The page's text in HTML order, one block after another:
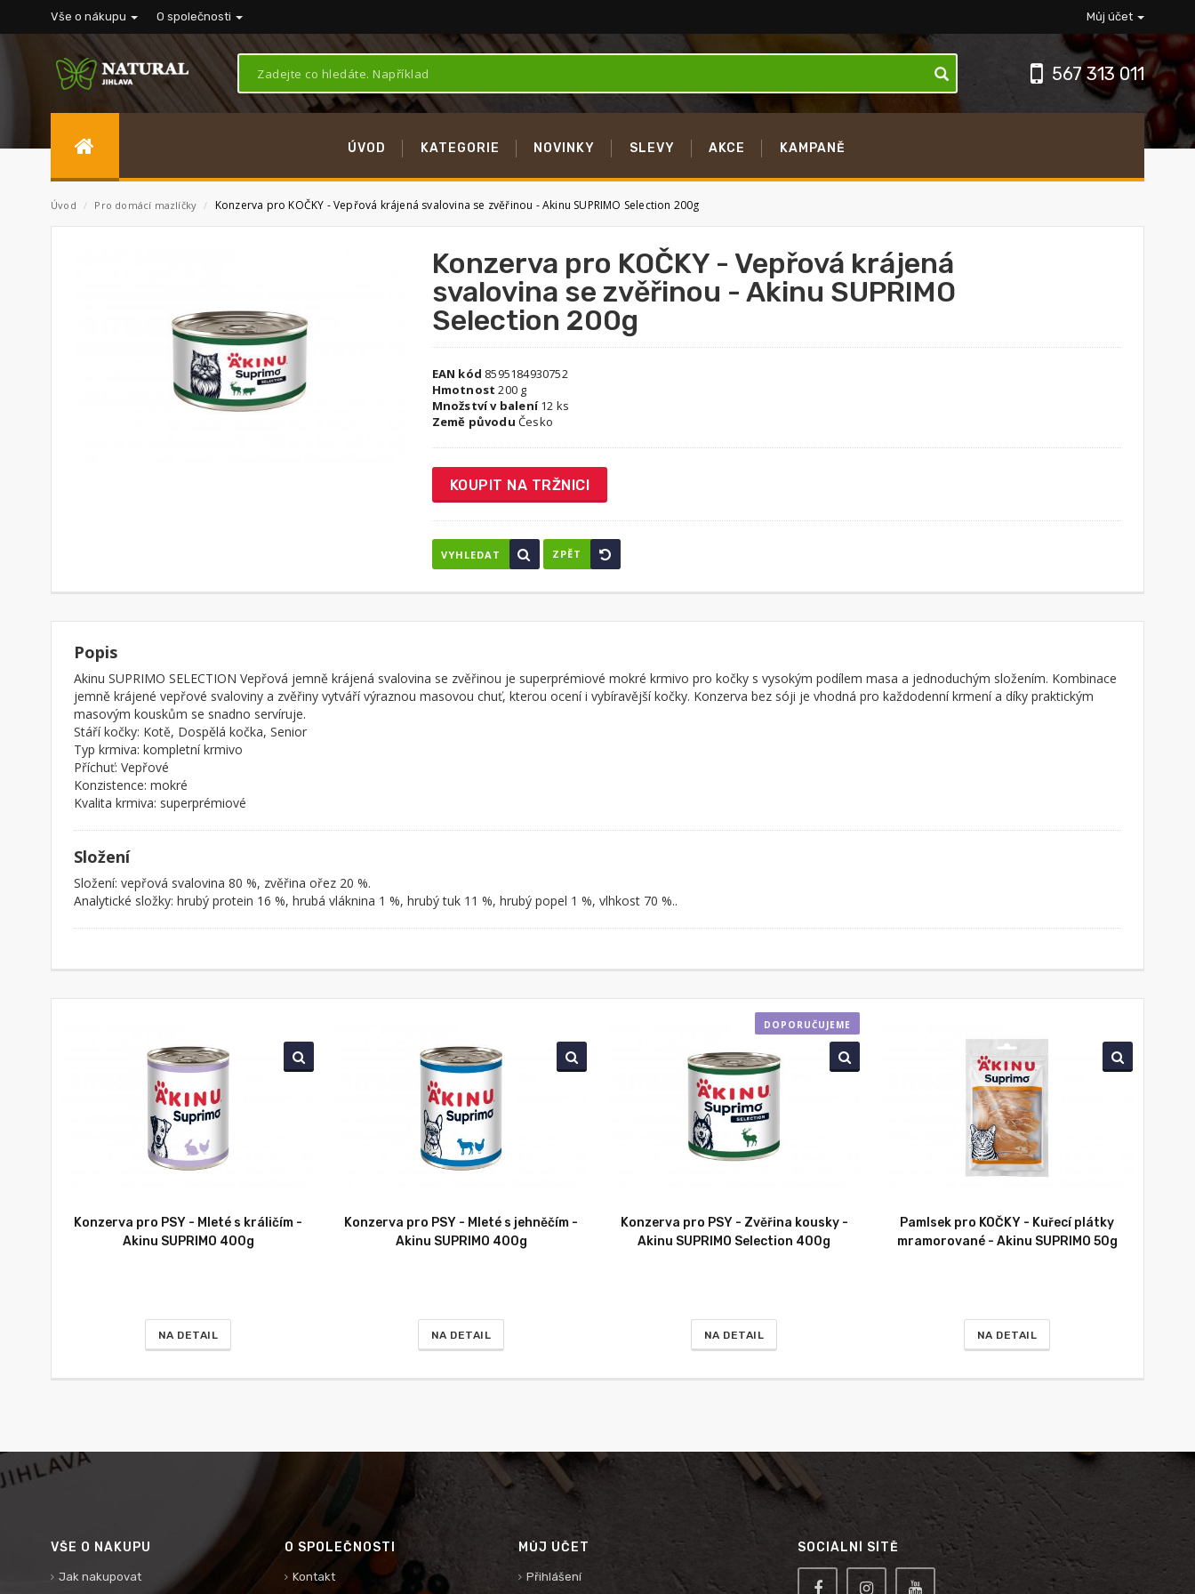
Vše o nákupu O společnosti Můj účet
567 313 011
ÚVOD KATEGORIE NOVINKY SLEVY AKCE KAMPANĚ
Úvod / Pro domácí mazlíčky / Konzerva pro KOČKY - Vepřová krájená svalovina se zvěřinou - Akinu SUPRIMO Selection 200g
Konzerva pro KOČKY - Vepřová krájená
svalovina se zvěřinou - Akinu SUPRIMO
Selection 200g
EAN kód 8595184930752
Hmotnost 200 g
Množství v balení12 ks
Země původu Česko
KOUPIT NA TRŽNICI
VYHLEDAT ZPĚT
Popis
Akinu SUPRIMO SELECTION Vepřová jemně krájená svalovina se zvěřinou je superprémiové mokré krmivo pro kočky s vysokým podílem masa a jednoduchým složením. Kombinace
jemně krájené vepřové svaloviny a zvěřiny vytváří výraznou masovou chuť, kterou ocení i vybíravější kočky. Konzerva bez sóji je vhodná pro každodenní krmení a díky praktickým
masovým kouskům se snadno servíruje.
Stáří kočky: Kotě, Dospělá kočka, Senior
Typ krmiva: kompletní krmivo
Příchuť: Vepřové
Konzistence: mokré
Kvalita krmiva: superprémiové
Složení
Složení: vepřová svalovina 80 %, zvěřina ořez 20 %.
Analytické složky: hrubý protein 16 %, hrubá vláknina 1 %, hrubý tuk 11 %, hrubý popel 1 %, vlhkost 70 %..
Konzerva pro PSY - Mleté s králičím -
Akinu SUPRIMO 400g
NA DETAIL
Konzerva pro PSY - Mleté s jehněčím -
Akinu SUPRIMO 400g
NA DETAIL
DOPORUČUJEME
Konzerva pro PSY - Zvěřina kousky -
Akinu SUPRIMO Selection 400g
NA DETAIL
Pamlsek pro KOČKY - Kuřecí plátky
mramorované - Akinu SUPRIMO 50g
NA DETAIL
VŠE O NÁKUPU
Jak nakupovat
O SPOLEČNOSTI
Kontakt
MŮJ ÚČET
Přihlášení
SOCIÁLNÍ SÍTĚ